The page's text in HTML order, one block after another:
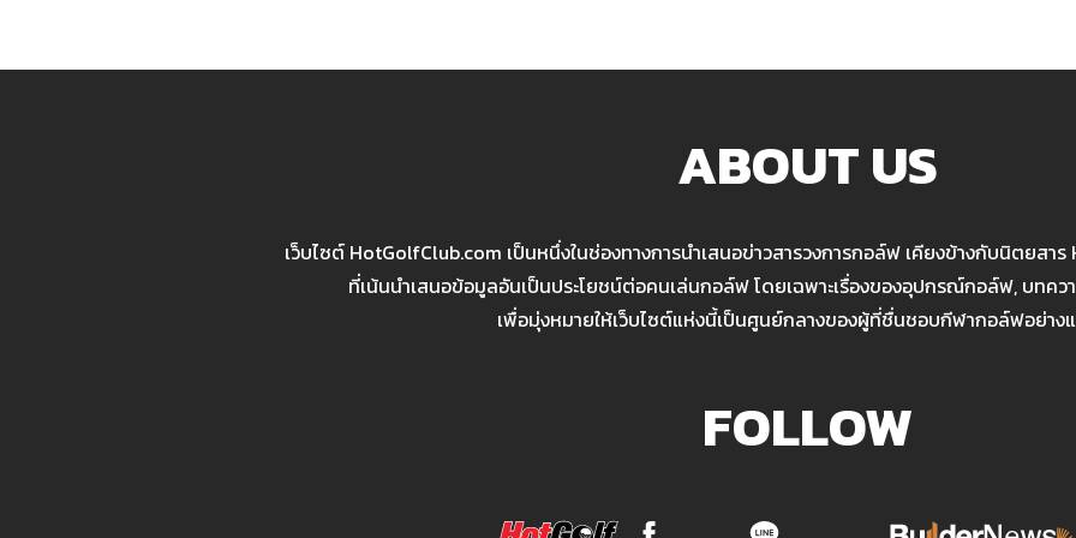
ABOUT US
เว็บไซต์ HotGolfClub.com เป็นหนึ่งในช่องทางการนำเสนอข่าวสารวงการกอล์ฟ เคียงข้างกับนิตยส
ที่เน้นนำเสนอข้อมูลอันเป็นประโยชน์ต่อคนเล่นกอล์ฟ โดยเฉพาะเรื่องของอุปกรณ์กอล์ฟ, บทคว
เพื่อมุ่งหมายให้เว็บไซต์แห่งนี้เป็นศูนย์กลางของผู้ที่ชื่นชอบกีฬากอล์ฟอย่าง
FOLLOW